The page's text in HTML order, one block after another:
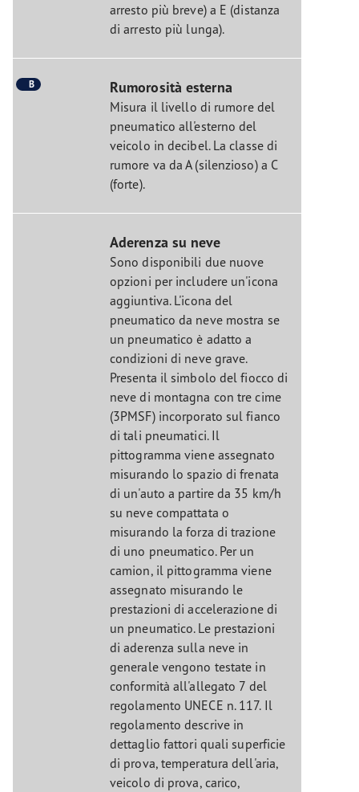
arresto più breve) a E (distanza
di arresto più lunga).
B Rumorosità esterna
Misura il livello di rumore del
pneumatico all'esterno del
veicolo in decibel. La classe di
rumore va da A (silenzioso) a C
(forte).
Aderenza su neve
Sono disponibili due nuove
opzioni per includere un'icona
aggiuntiva. L'icona del
pneumatico da neve mostra se
un pneumatico è adatto a
condizioni di neve grave.
Presenta il simbolo del fiocco di
neve di montagna con tre cime
(3PMSF) incorporato sul fianco
di tali pneumatici. Il
pittogramma viene assegnato
misurando lo spazio di frenata
di un'auto a partire da 35 km/h
su neve compattata o
misurando la forza di trazione
di uno pneumatico. Per un
camion, il pittogramma viene
assegnato misurando le
prestazioni di accelerazione di
un pneumatico. Le prestazioni
di aderenza sulla neve in
generale vengono testate in
conformità all'allegato 7 del
regolamento UNECE n. 117. Il
regolamento descrive in
dettaglio fattori quali superficie
di prova, temperatura dell'aria,
veicolo di prova, carico,